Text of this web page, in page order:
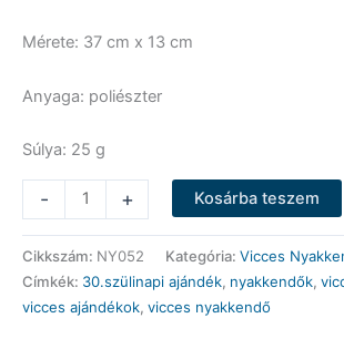
Mérete: 37 cm x 13 cm
Anyaga: poliészter
Súlya: 25 g
-
Nyakkendő
-
30
Évembe
került
+ Kosárba teszem
Cikkszám: NY052 Kategória: Vicces
Címkék: 30.szülinapi ajándék, nyakkendők,
vicces ajándékok, vicces nyakkendő